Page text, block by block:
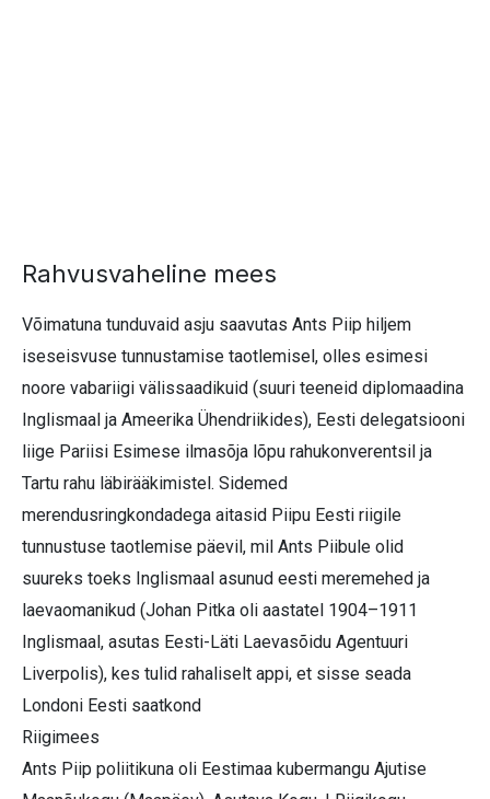
Rahvusvaheline mees
Võimatuna tunduvaid asju saavutas Ants Piip hiljem
iseseisvuse tunnustamise taotlemisel, olles esimesi
noore vabariigi välissaadikuid (suuri teeneid diplomaadina
Inglismaal ja Ameerika Ühendriikides), Eesti delegatsiooni
liige Pariisi Esimese ilmasõja lõpu rahukonverentsil ja
Tartu rahu läbirääkimistel. Sidemed
merendusringkondadega aitasid Piipu Eesti riigile
tunnustuse taotlemise päevil, mil Ants Piibule olid
suureks toeks Inglismaal asunud eesti meremehed ja
laevaomanikud (Johan Pitka oli aastatel 1904–1911
Inglismaal, asutas Eesti-Läti Laevasõidu Agentuuri
Liverpolis), kes tulid rahaliselt appi, et sisse seada
Londoni Eesti saatkond
Riigimees
Ants Piip poliitikuna oli Eestimaa kubermangu Ajutise